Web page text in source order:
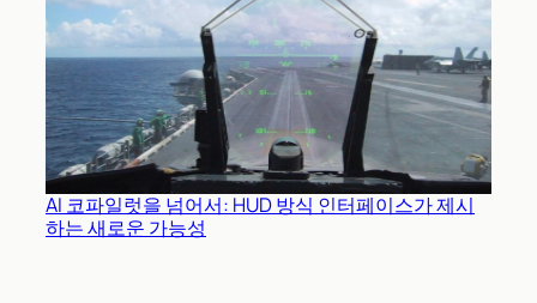
AI 코파일럿을 넘어서: HUD 방식 인터페이스가 제시
하는 새로운 가능성